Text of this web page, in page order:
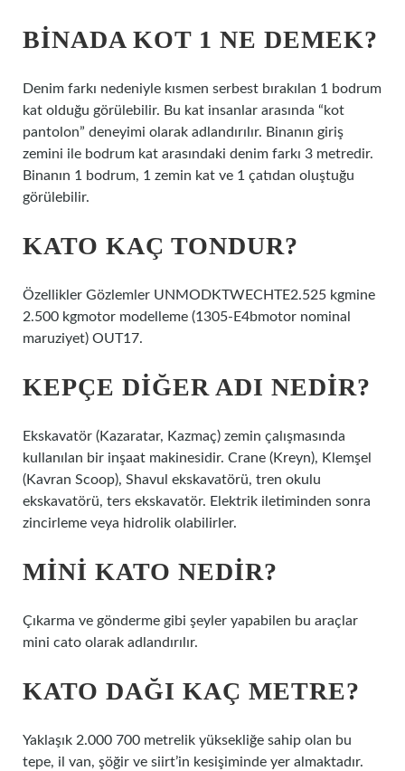
BINADA KOT 1 NE DEMEK?
Denim farkı nedeniyle kısmen serbest bırakılan 1 bodrum
kat olduğu görülebilir. Bu kat insanlar arasında “kot
pantolon” deneyimi olarak adlandırılır. Binanın giriş
zemini ile bodrum kat arasındaki denim farkı 3 metredir.
Binanın 1 bodrum, 1 zemin kat ve 1 çatıdan oluştuğu
görülebilir.
KATO KAÇ TONDUR?
Özellikler Gözlemler UNMODKTWECHTE2.525 kgmine
2.500 kgmotor modelleme (1305-E4bmotor nominal
maruziyet) OUT17.
KEPÇE DIĞER ADI NEDIR?
Ekskavatör (Kazaratar, Kazmaç) zemin çalışmasında
kullanılan bir inşaat makinesidir. Crane (Kreyn), Klemşel
(Kavran Scoop), Shavul ekskavatörü, tren okulu
ekskavatörü, ters ekskavatör. Elektrik iletiminden sonra
zincirleme veya hidrolik olabilirler.
MINI KATO NEDIR?
Çıkarma ve gönderme gibi şeyler yapabilen bu araçlar
mini cato olarak adlandırılır.
KATO DAĞI KAÇ METRE?
Yaklaşık 2.000 700 metrelik yüksekliğe sahip olan bu
tepe, il van, şöğir ve siirt’in kesişiminde yer almaktadır.